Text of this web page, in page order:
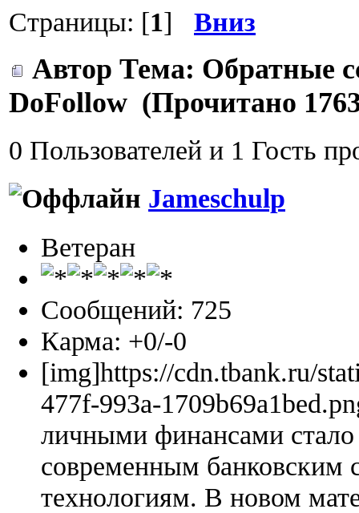
Страницы: [1] Вниз
Автор Тема: Обратные
DoFollow (Прочитано
0 Пользователей и 1 Гость
Jameschulp
Ветеран
Сообщений: 725
Карма: +0/-0
[img]https://cdn.tbank.ru/
477f-993a-
личными финансами
современным банковским
технологиям. В новом